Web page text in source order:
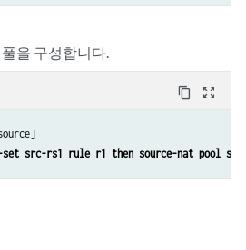
을 구성합니다.
content_copy zoom_out_map
src-rs1 rule r1 then source-nat pool